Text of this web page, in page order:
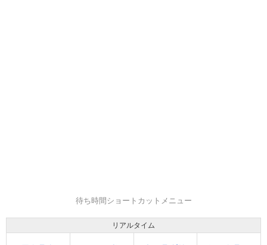
待ち時間ショートカットメニュー
リアルタイム